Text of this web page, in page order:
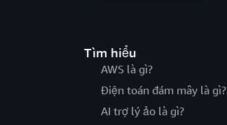
Tìm hiểu
AWS là gì?
Điện toán đám mây là gì?
AI trợ lý ảo là gì?